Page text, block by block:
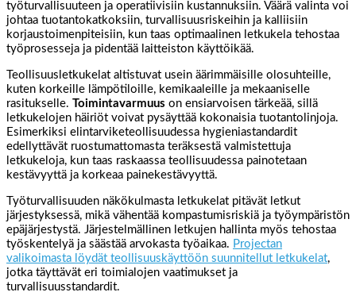
työturvallisuuteen ja operatiivisiin kustannuksiin. Väärä valinta voi
johtaa tuotantokatkoksiin, turvallisuusriskeihin ja kalliisiin
korjaustoimenpiteisiin, kun taas optimaalinen letkukela tehostaa
työprosesseja ja pidentää laitteiston käyttöikää.
Teollisuusletkukelat altistuvat usein äärimmäisille olosuhteille,
kuten korkeille lämpötiloille, kemikaaleille ja mekaaniselle
rasitukselle. Toimintavarmuus on ensiarvoisen tärkeää, sillä
letkukelojen häiriöt voivat pysäyttää kokonaisia tuotantolinjoja.
Esimerkiksi elintarviketeollisuudessa hygieniastandardit
edellyttävät ruostumattomasta teräksestä valmistettuja
letkukeloja, kun taas raskaassa teollisuudessa painotetaan
kestävyyttä ja korkeaa painekestävyyttä.
Työturvallisuuden näkökulmasta letkukelat pitävät letkut
järjestyksessä, mikä vähentää kompastumisriskiä ja työympäristön
epäjärjestystä. Järjestelmällinen letkujen hallinta myös tehostaa
työskentelyä ja säästää arvokasta työaikaa. Projectan
valikoimasta löydät teollisuuskäyttöön suunnitellut letkukelat,
jotka täyttävät eri toimialojen vaatimukset ja
turvallisuusstandardit.